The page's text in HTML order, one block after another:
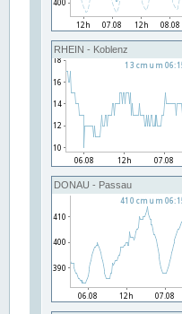
RHEIN - Koblenz
DONAU - Passau